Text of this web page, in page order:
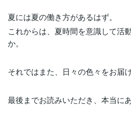
夏には夏の働き方があるはず。
これからは、夏時間を意識して活
か。
それではまた、日々の色々をお届
最後までお読みいただき、本当に